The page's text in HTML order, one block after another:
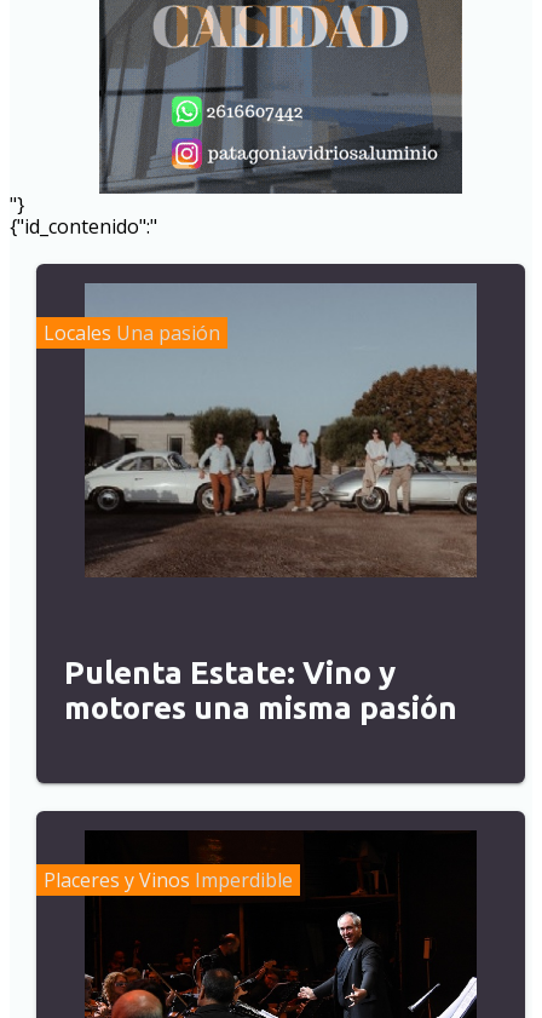
"}
{"id_contenido":"
Locales Una pasión
Pulenta Estate: Vino y
motores una misma pasión
Placeres y Vinos Imperdible